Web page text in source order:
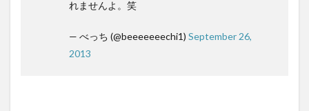
れませんよ。笑
— べっち (@beeeeeeechi1) September 26,
2013